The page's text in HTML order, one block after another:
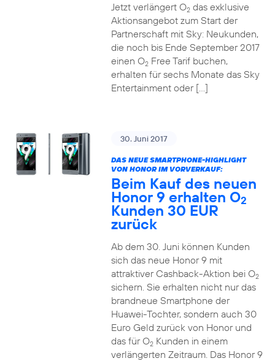
Jetzt verlängert O2das exklusive
Aktionsangebot zum Start der
Partnerschaft mit Sky: Neukunden,
die noch bis Ende September 2017
einen O2Free Tarif buchen,
erhalten für sechs Monate das Sky
Entertainment oder […]
30. Juni 2017
DAS NEUE SMARTPHONE-HIGHLIGHT
VON HONOR IM VORVERKAUF:
Beim Kauf des neuen
Honor 9 erhalten O2
Kunden 30 EUR
zurück
Ab dem 30. Juni können Kunden
sich das neue Honor 9 mit
attraktiver Cashback-Aktion bei O2
sichern. Sie erhalten nicht nur das
brandneue Smartphone der
Huawei-Tochter, sondern auch 30
Euro Geld zurück von Honor und
das für O2Kunden in einem
verlängerten Zeitraum. Das Honor 9